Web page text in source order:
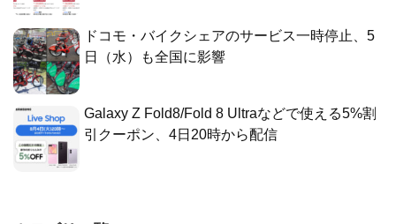
ドコモ・バイクシェアのサービス一時停止、5
日（水）も全国に影響
Galaxy Z Fold8/Fold 8 Ultraなどで使える5%割
引クーポン、4日20時から配信